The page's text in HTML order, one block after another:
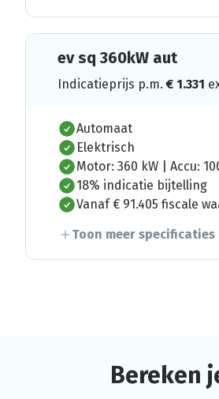
ev sq 360kW aut
Indicatieprijs p.m.€ 1.331
Automaat
Elektrisch
Motor: 360 kW | Accu:
18% indicatie bijtelling
Vanaf € 91.405 fiscale
Toon meer specificaties
Bereken